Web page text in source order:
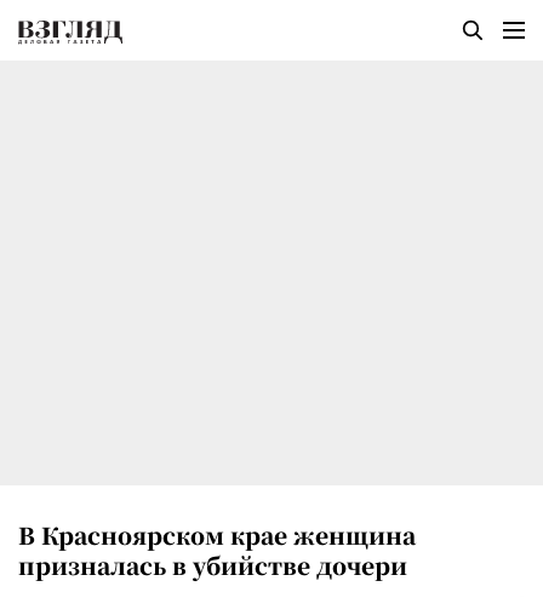
В Красноярском крае женщина
призналась в убийстве дочери